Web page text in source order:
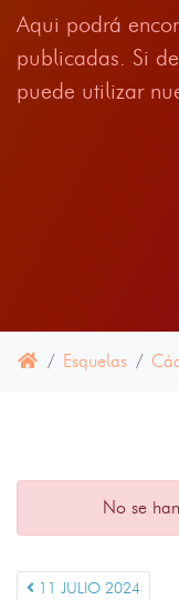
Aqui podrá
publicadas. Si
puede utilizar
Esquelas
No se
11 JULIO 2024